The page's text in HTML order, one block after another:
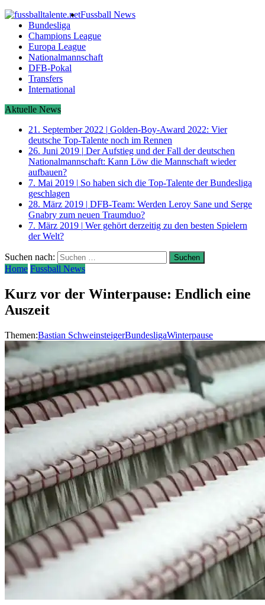
Fussball News
Bundesliga
Champions League
Europa League
Nationalmannschaft
DFB-Pokal
Transfers
International
Aktuelle News
21. September 2022 | Golden-Boy-Award 2022: Vier
deutsche Top-Talente noch im Rennen
26. Juni 2019 | Der Aufstieg und der Fall der deutschen
Nationalmannschaft: Kann Löw die Mannschaft wieder
aufbauen?
7. Mai 2019 | So haben sich die Top-Talente der Bundesliga
geschlagen
28. März 2019 | DFB-Team: Werden Leroy Sane und Serge
Gnabry zum neuen Traumduo?
7. März 2019 | Wer gehört derzeitig zu den besten Spielern
der Welt?
Suchen nach:
Home Fussball News
Kurz vor der Winterpause: Endlich eine
Auszeit
Themen:Bastian SchweinsteigerBundesligaWinterpause